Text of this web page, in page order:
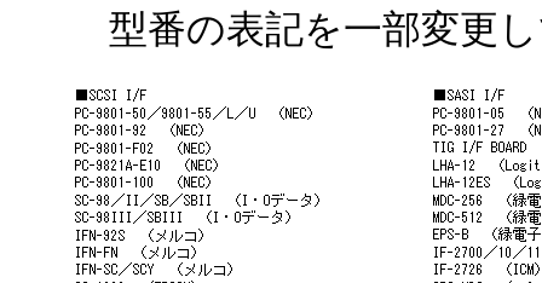
型番の表記を一部変更